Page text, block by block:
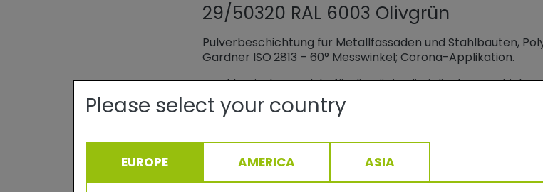
29/50320 RAL 6003 Olivgrün
Pulverbeschichtung für Metallfassaden und Stahlbauten,
Gardner ISO 2813 – 60° Messwinkel; Corona-Applikation.
Das klassische Produkt für die Königsdisziplin der
Veredeln von Profilen und Blechen für Fassaden. Im
wetterfeste Oberflächen für den gewerblichen Objekt- und
Please select your country
EUROPE AMERICA ASIA